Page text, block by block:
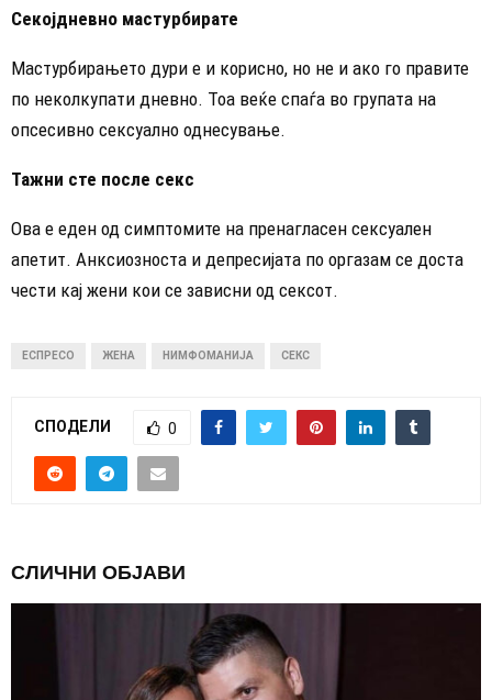
Секојдневно мастурбирате
Мастурбирањето дури е и корисно, но не и ако го правите
по неколкупати дневно. Тоа веќе спаѓа во групата на
опсесивно сексуално однесување.
Тажни сте после секс
Ова е еден од симптомите на пренагласен сексуален
апетит. Анксиозноста и депресијата по оргазам се доста
чести кај жени кои се зависни од сексот.
ЕСПРЕСО ЖЕНА НИМФОМАНИЈА СЕКС
СПОДЕЛИ 0
СЛИЧНИ ОБЈАВИ